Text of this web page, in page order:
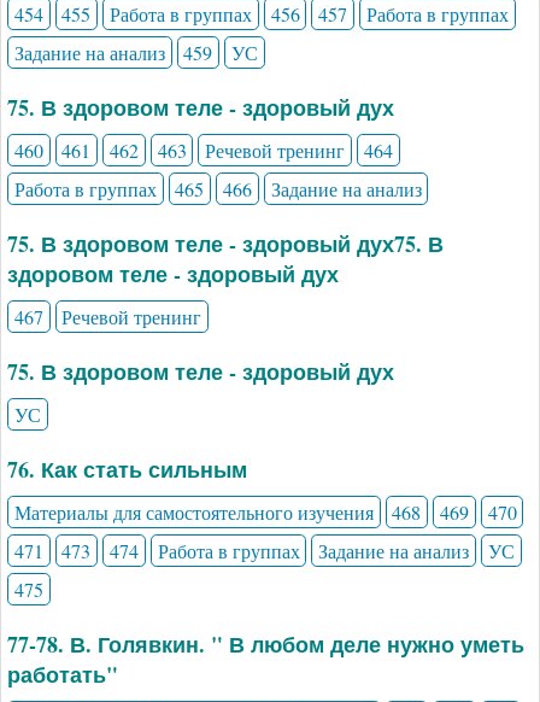
454
455 Работа в группах 456 457
Работа в группах
Задание на анализ
459 УС
75. В здоровом теле - здоровый дух
460 461 462 463 Речевой тренинг
464
Работа в группах
465 466 Задание на анализ
75. В здоровом теле - здоровый дух75. В
здоровом теле - здоровый дух
467 Речевой тренинг
75. В здоровом теле - здоровый дух
УС
76. Как стать сильным
Материалы для самостоятельного изучения 468 469
470
471
473 474 Работа в группах Задание на анализ
УС
475
77-78. В. Голявкин. " В любом деле нужно уметь
работать"